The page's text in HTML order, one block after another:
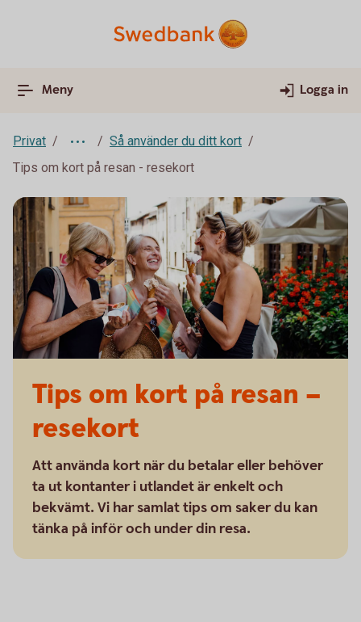
Meny Logga in
Privat
Så använder du ditt kort
Tips om kort på resan - resekort
Tips om kort på resan –
resekort
Att använda kort när du betalar eller behöver
ta ut kontanter i utlandet är enkelt och
bekvämt. Vi har samlat tips om saker du kan
tänka på inför och under din resa.